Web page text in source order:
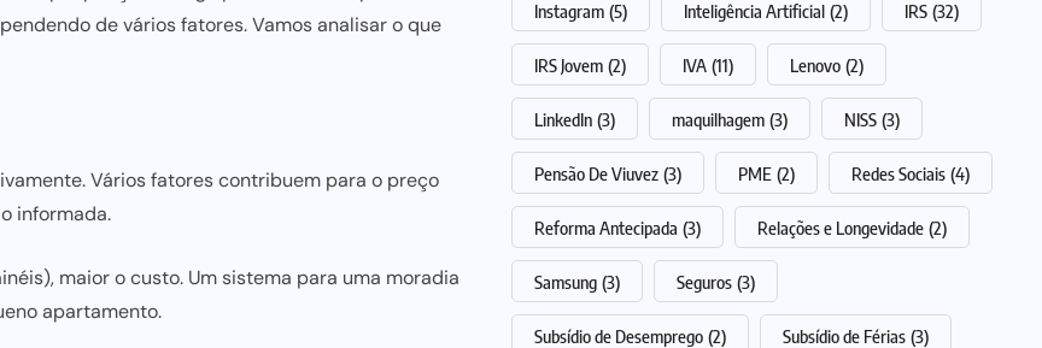
de vários fatores. Vamos analisar o que
Vários fatores contribuem para o preço
informada.
maior o custo. Um sistema para uma moradia
apartamento.
Instagram (5) Inteligência Artificial (2) IRS (32)
IRS Jovem (2) IVA (11) Lenovo (2)
LinkedIn (3) maquilhagem (3) NISS (3)
Pensão De Viuvez (3) PME (2) Redes Sociais (4)
Reforma Antecipada (3) Relações e Longevidade (2)
Samsung (3) Seguros (3)
Subsídio de Desemprego (2) Subsídio de Férias (3)